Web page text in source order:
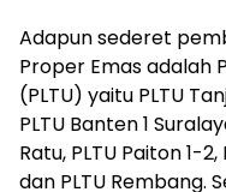
Adapun sederet
Proper Emas adalah
(PLTU) yaitu PLTU
PLTU Banten 1
Ratu, PLTU Paiton 1-
dan PLTU Rembang.